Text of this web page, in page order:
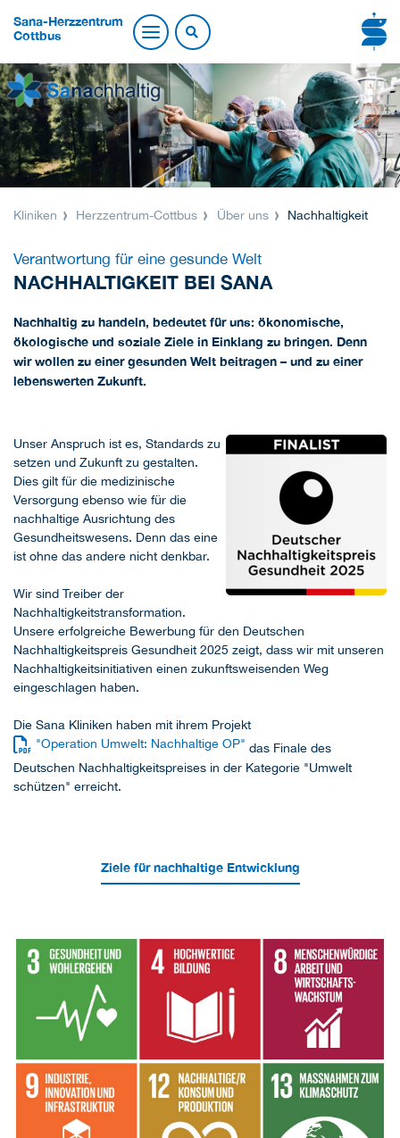
Sana-Herzzentrum
Cottbus
Kliniken Herzzentrum-Cottbus Über uns Nachhaltigkeit
Verantwortung für eine gesunde Welt
NACHHALTIGKEIT BEI SANA
Nachhaltig zu handeln, bedeutet für uns: ökonomische,
ökologische und soziale Ziele in Einklang zu bringen. Denn
wir wollen zu einer gesunden Welt beitragen – und zu einer
lebenswerten Zukunft.
Unser Anspruch ist es, Standards zu
setzen und Zukunft zu gestalten.
Dies gilt für die medizinische
Versorgung ebenso wie für die
nachhaltige Ausrichtung des
Gesundheitswesens. Denn das eine
ist ohne das andere nicht denkbar.
Wir sind Treiber der
Nachhaltigkeitstransformation.
Unsere erfolgreiche Bewerbung für den Deutschen
Nachhaltigkeitspreis Gesundheit 2025 zeigt, dass wir mit unseren
Nachhaltigkeitsinitiativen einen zukunftsweisenden Weg
eingeschlagen haben.
Die Sana Kliniken haben mit ihrem Projekt
"Operation Umwelt: Nachhaltige OP" das Finale des
Deutschen Nachhaltigkeitspreises in der Kategorie "Umwelt
schützen" erreicht.
Ziele für nachhaltige Entwicklung